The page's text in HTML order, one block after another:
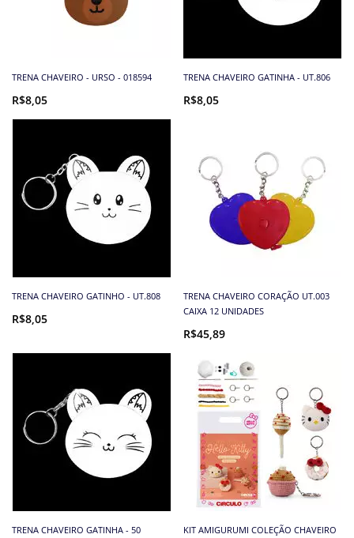
TRENA CHAVEIRO - URSO - 018594
R$8,05
TRENA CHAVEIRO GATINHA - UT.806
R$8,05
TRENA CHAVEIRO GATINHO - UT.808
R$8,05
TRENA CHAVEIRO CORAÇÃO UT.003
CAIXA 12 UNIDADES
R$45,89
TRENA CHAVEIRO GATINHA - 50
KIT AMIGURUMI COLEÇÃO CHAVEIRO